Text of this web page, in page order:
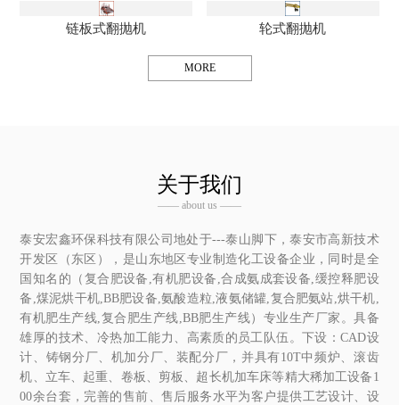
链板式翻抛机 轮式翻抛机
MORE
关于我们
—— about us ——
泰安宏鑫环保科技有限公司地处于---泰山脚下，泰安市高新技术
开发区（东区），是山东地区专业制造化工设备企业，同时是全
国知名的（复合肥设备,有机肥设备,合成氨成套设备,缓控释肥设
备,煤泥烘干机,BB肥设备,氨酸造粒,液氨储罐,复合肥氨站,烘干机,
有机肥生产线,复合肥生产线,BB肥生产线）专业生产厂家。具备
雄厚的技术、冷热加工能力、高素质的员工队伍。下设：CAD设
计、铸钢分厂、机加分厂、装配分厂，并具有10T中频炉、滚齿
机、立车、起重、卷板、剪板、超长机加车床等精大稀加工设备1
00余台套，完善的售前、售后服务水平为客户提供工艺设计、设